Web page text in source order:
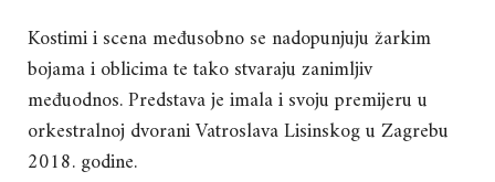
Kostimi i scena međusobno se nadopunjuju žarkim
bojama i oblicima te tako stvaraju zanimljiv
međuodnos. Predstava je imala i svoju premijeru u
orkestralnoj dvorani Vatroslava Lisinskog u Zagrebu
2018. godine.